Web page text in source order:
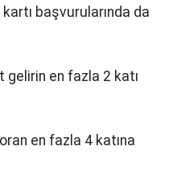
kartı başvurularında da
gelirin en fazla 2 katı
en fazla 4 katına